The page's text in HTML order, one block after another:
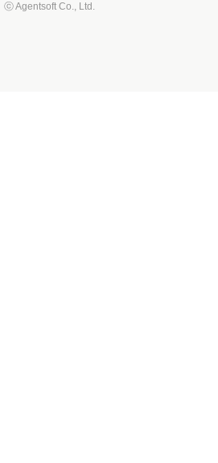
ⓒ Agentsoft Co., Ltd.